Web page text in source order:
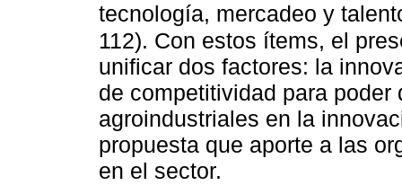
tecnología, mercadeo y
112). Con estos ítems, el
unificar dos factores: la
de competitividad para
agroindustriales en la
propuesta que aporte a las
en el sector.